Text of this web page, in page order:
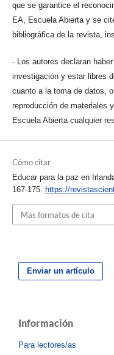
que se garantice el
EA, Escuela Abierta y se
bibliográfica de la revista,
- Los autores declaran
investigación y estar libres
cuanto a la toma de datos,
reproducción de materiales
Escuela Abierta cualquier
Cómo citar
Educar para la paz en
167-175. https://
Más formatos de cita
Enviar un artículo
Información
Para lectores/as